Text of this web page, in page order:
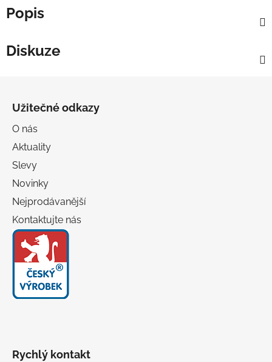
Popis
Diskuze
Užitečné odkazy
O nás
Aktuality
Slevy
Novinky
Nejprodávanější
Kontaktujte nás
Rychlý kontakt